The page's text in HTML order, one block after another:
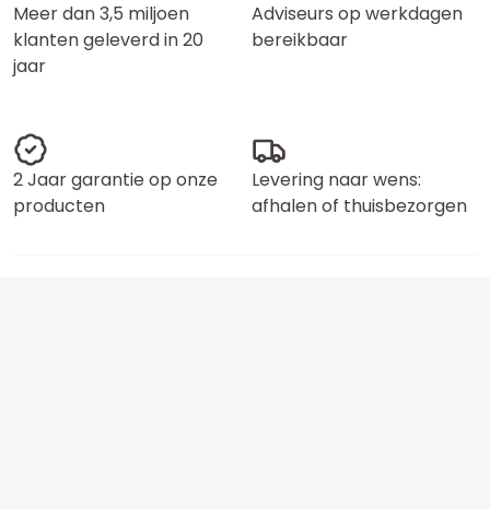
Meer dan 3,5 miljoen
klanten geleverd in 20
jaar
Adviseurs op werkdagen
bereikbaar
2 Jaar garantie op onze
producten
Levering naar wens:
afhalen of thuisbezorgen